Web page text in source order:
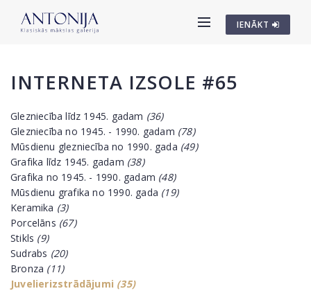
IENĀKT
INTERNETA IZSOLE #65
Glezniecība līdz 1945. gadam (36)
Glezniecība no 1945. - 1990. gadam (78)
Mūsdienu glezniecība no 1990. gada (49)
Grafika līdz 1945. gadam (38)
Grafika no 1945. - 1990. gadam (48)
Mūsdienu grafika no 1990. gada (19)
Keramika (3)
Porcelāns (67)
Stikls (9)
Sudrabs (20)
Bronza (11)
Juvelierizstrādājumi (35)